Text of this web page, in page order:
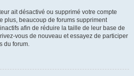
ait désactivé ou supprimé votre compte
plus, beaucoup de forums suppriment
afin de réduire la taille de leur base de
vous de nouveau et essayez de participer
du forum.